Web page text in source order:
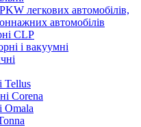
легкових автомобілів,
автомобілів
CLP
і вакуумні
Tellus
Corena
Omala